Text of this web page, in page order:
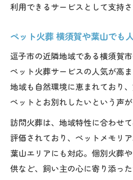
利用できるサービスとして支持さ
ペット火葬 横須賀や葉山でも
逗子市の近隣地域である横須賀
ペット火葬サービスの人気が高
地域も自然環境に恵まれており
ペットとお別れしたいという声が
訪問火葬は、地域特性に合わせ
評価されており、ペットメモリ
葉山エリアにも対応。個別火葬
供など、飼い主の心に寄り添っ